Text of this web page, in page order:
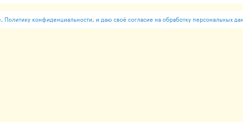
конфиденциальности, и даю своё согласие на обработку персональных